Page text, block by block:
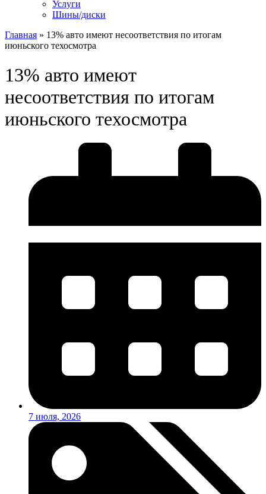
Услуги
Шины/диски
Главная » 13% авто имеют несоответствия по итогам
июньского техосмотра
13% авто имеют
несоответствия по итогам
июньского техосмотра
7 июля, 2026